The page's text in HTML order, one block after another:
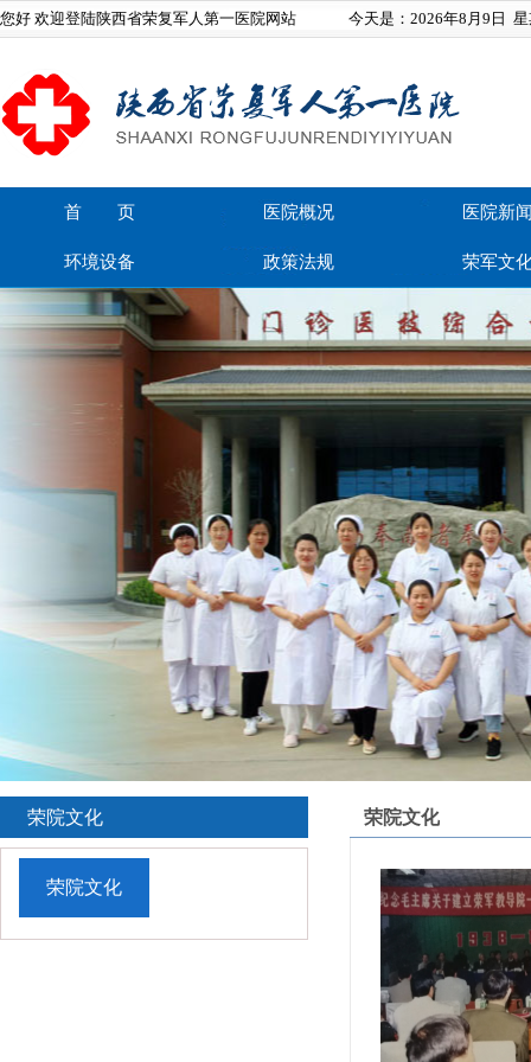
您好 欢迎登陆陕西省荣复军人第一医院网站 今天是： 2026年8月9日
首 页 医院概况 医院新
环境设备 政策法规 荣军文
在线留言 联系我们
荣院文化
荣院文化
荣院文化